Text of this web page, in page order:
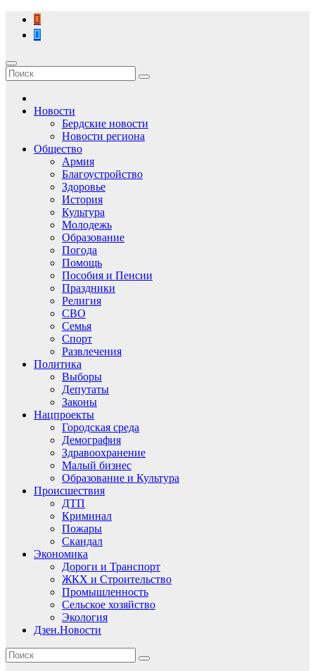
Перейти
содержимому
Новости
Бердские новости
Новости региона
Общество
Армия
Благоустройство
Здоровье
История
Культура
Молодежь
Образование
Погода
Помощь
Пособия и Пенсии
Праздники
Религия
СВО
Семья
Спорт
Развлечения
Политика
Выборы
Депутаты
Законы
Нацпроекты
Городская среда
Демография
Здравоохранение
Малый бизнес
Образование и Культура
Происшествия
ДТП
Криминал
Пожары
Скандал
Экономика
Дороги и Транспорт
ЖКХ и Строительство
Промышленность
Сельское хозяйство
Экология
Дзен.Новости